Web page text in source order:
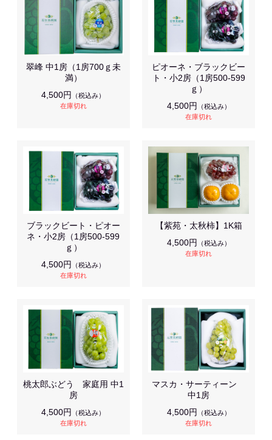
翠峰 中1房（1房700ｇ未
満）
4,500円
（税込み）
在庫切れ
ピオーネ・ブラックビー
ト・小2房（1房500-599
ｇ）
4,500円
（税込み）
在庫切れ
ブラックビート・ピオー
ネ・小2房（1房500-599
ｇ）
4,500円
（税込み）
在庫切れ
【紫苑・太秋柿】1K箱
4,500円
（税込み）
在庫切れ
桃太郎ぶどう 家庭用 中1
房
4,500円
（税込み）
在庫切れ
マスカ・サーティーン
中1房
4,500円
（税込み）
在庫切れ